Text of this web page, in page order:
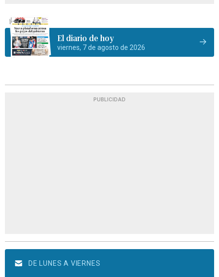
El diario de hoy
viernes, 7 de agosto de 2026
PUBLICIDAD
DE LUNES A VIERNES